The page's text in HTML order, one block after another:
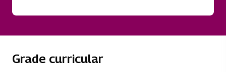
Grade curricular